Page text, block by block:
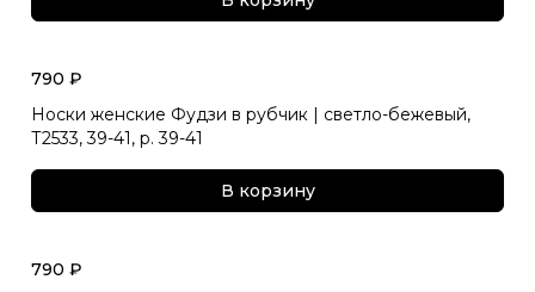
790 ₽
Носки женские Фудзи в рубчик | светло-бежевый,
Т2533, 39-41, р. 39-41
В корзину
790 ₽